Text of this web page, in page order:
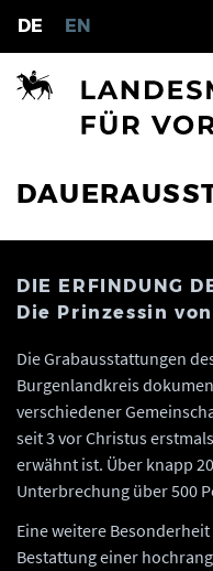
Zur Navigation (Enter)
Zum Inhalt (Enter)
Zum Footer (Enter)
DE EN
DIE ERFINDUNG
Die Prinzessin
Die Grabausstattungen
Burgenlandkreis
verschiedener
seit 3 vor Christus
erwähnt ist. Über knapp
Unterbrechung über 500
Eine weitere
Bestattung einer